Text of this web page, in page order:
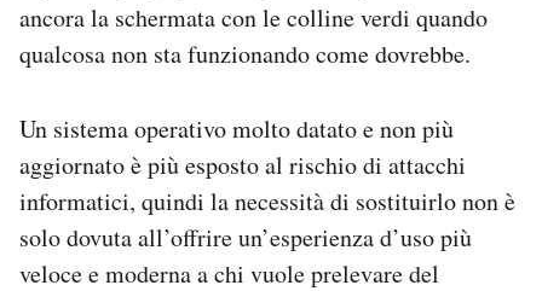
ancora la schermata con le colline verdi quando
qualcosa non sta funzionando come dovrebbe.
Un sistema operativo molto datato e non più
aggiornato è più esposto al rischio di attacchi
informatici, quindi la necessità di sostituirlo non è
solo dovuta all’offrire un’esperienza d’uso più
veloce e moderna a chi vuole prelevare del